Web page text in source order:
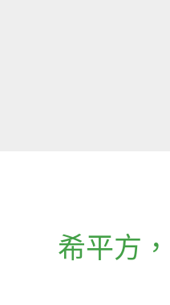
希平方 ，